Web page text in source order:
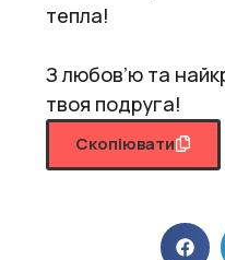
тепла!
З любов’ю та
твоя подруга!
Скопіювати